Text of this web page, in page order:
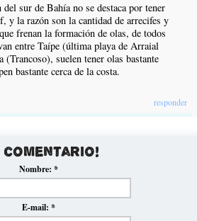
sur de Bahía no se destaca por tener
y la razón son la cantidad de arrecifes y
frenan la formación de olas, de todos
entre Taípe (última playa de Arraial
suelen tener olas bastante
bastante cerca de la costa.
responder
comentario!
Nombre: *
E-mail: *